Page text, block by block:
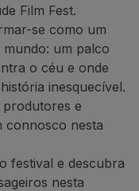
Film Fest.
se como um
um palco
o céu e onde
inesquecível.
produtores e
connosco nesta
festival e descubra
nesta